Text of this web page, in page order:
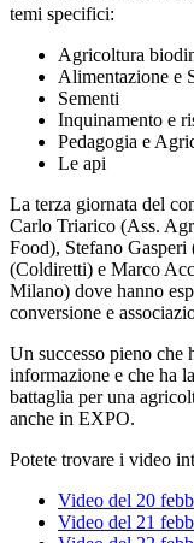
temi specifici:
Agricoltura
Alimentazione e
Sementi
Inquinamento e
Pedagogia e
Le api
La terza giornata del
Carlo Triarico (Ass.
Food), Stefano
(Coldiretti) e Marco
Milano) dove hanno
conversione e
Un successo pieno che
informazione e che ha
battaglia per una
anche in EXPO.
Potete trovare i video
Video del 20
Video del 21